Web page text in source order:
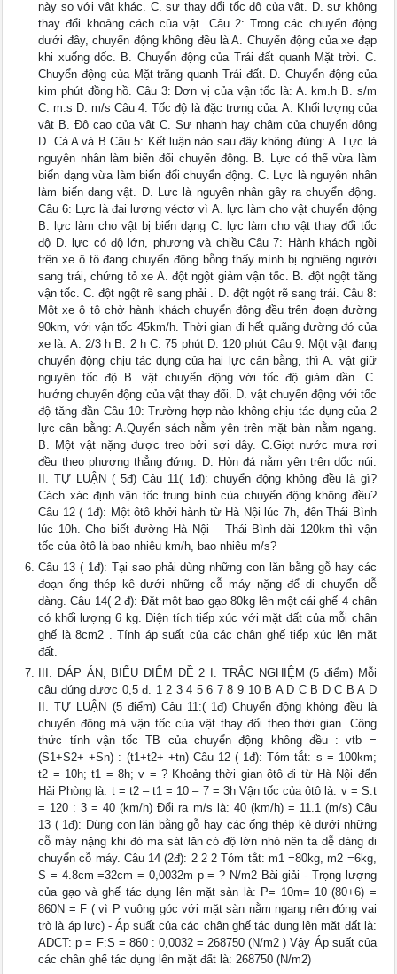
này so với vật khác. C. sự thay đổi tốc độ của vật. D. sự không
thay đổi khoảng cách của vật. Câu 2: Trong các chuyển động
dưới đây, chuyển động không đều là A. Chuyển động của xe đạp
khi xuống dốc. B. Chuyển động của Trái đất quanh Mặt trời. C.
Chuyển động của Mặt trăng quanh Trái đất. D. Chuyển động của
kim phút đồng hồ. Câu 3: Đơn vị của vận tốc là: A. km.h B. s/m
C. m.s D. m/s Câu 4: Tốc độ là đặc trưng của: A. Khối lượng của
vật B. Độ cao của vật C. Sự nhanh hay chậm của chuyển động
D. Cả A và B Câu 5: Kết luận nào sau đây không đúng: A. Lực là
nguyên nhân làm biến đổi chuyển động. B. Lực có thể vừa làm
biến dạng vừa làm biến đổi chuyển động. C. Lực là nguyên nhân
làm biến dạng vật. D. Lực là nguyên nhân gây ra chuyển động.
Câu 6: Lực là đại lượng véctơ vì A. lực làm cho vật chuyển động
B. lực làm cho vật bị biến dạng C. lực làm cho vật thay đổi tốc
độ D. lực có độ lớn, phương và chiều Câu 7: Hành khách ngồi
trên xe ô tô đang chuyển động bỗng thấy mình bị nghiêng người
sang trái, chứng tỏ xe A. đột ngột giảm vận tốc. B. đột ngột tăng
vận tốc. C. đột ngột rẽ sang phải . D. đột ngột rẽ sang trái. Câu 8:
Một xe ô tô chở hành khách chuyển động đều trên đoạn đường
90km, với vận tốc 45km/h. Thời gian đi hết quãng đường đó của
xe là: A. 2/3 h B. 2 h C. 75 phút D. 120 phút Câu 9: Một vật đang
chuyển động chịu tác dụng của hai lực cân bằng, thì A. vật giữ
nguyên tốc độ B. vật chuyển động với tốc độ giảm dần. C.
hướng chuyển động của vật thay đổi. D. vật chuyển động với tốc
độ tăng đần Câu 10: Trường hợp nào không chịu tác dụng của 2
lực cân bằng: A.Quyển sách nằm yên trên mặt bàn nằm ngang.
B. Một vật nặng được treo bởi sợi dây. C.Giọt nước mưa rơi
đều theo phương thẳng đứng. D. Hòn đá nằm yên trên dốc núi.
II. TỰ LUẬN ( 5đ) Câu 11( 1đ): chuyển động không đều là gì?
Cách xác định vận tốc trung bình của chuyển động không đều?
Câu 12 ( 1đ): Một ôtô khởi hành từ Hà Nội lúc 7h, đến Thái Bình
lúc 10h. Cho biết đường Hà Nội – Thái Bình dài 120km thì vận
tốc của ôtô là bao nhiêu km/h, bao nhiêu m/s?
Câu 13 ( 1đ): Tại sao phải dùng những con lăn bằng gỗ hay các
đoạn ống thép kê dưới những cỗ máy nặng để di chuyển dễ
dàng. Câu 14( 2 đ): Đặt một bao gạo 80kg lên một cái ghế 4 chân
có khối lượng 6 kg. Diện tích tiếp xúc với mặt đất của mỗi chân
ghế là 8cm2 . Tính áp suất của các chân ghế tiếp xúc lên mặt
đất.
III. ĐÁP ÁN, BIỂU ĐIỂM ĐỀ 2 I. TRẮC NGHIỆM (5 điểm) Mỗi
câu đúng được 0,5 đ. 1 2 3 4 5 6 7 8 9 10 B A D C B D C B A D
II. TỰ LUẬN (5 điểm) Câu 11:( 1đ) Chuyển động không đều là
chuyển động mà vận tốc của vật thay đổi theo thời gian. Công
thức tính vận tốc TB của chuyển động không đều : vtb =
(S1+S2+ +Sn) : (t1+t2+ +tn) Câu 12 ( 1đ): Tóm tắt: s = 100km;
t2 = 10h; t1 = 8h; v = ? Khoảng thời gian ôtô đi từ Hà Nội đến
Hải Phòng là: t = t2 – t1 = 10 – 7 = 3h Vận tốc của ôtô là: v = S:t
= 120 : 3 = 40 (km/h) Đổi ra m/s là: 40 (km/h) = 11.1 (m/s) Câu
13 ( 1đ): Dùng con lăn bằng gỗ hay các ống thép kê dưới những
cỗ máy nặng khi đó ma sát lăn có độ lớn nhỏ nên ta dễ dàng di
chuyển cỗ máy. Câu 14 (2đ): 2 2 2 Tóm tắt: m1 =80kg, m2 =6kg,
S = 4.8cm =32cm = 0,0032m p = ? N/m2 Bài giải - Trọng lượng
của gạo và ghế tác dụng lên mặt sàn là: P= 10m= 10 (80+6) =
860N = F ( vì P vuông góc với mặt sàn nằm ngang nên đóng vai
trò là áp lực) - Áp suất của các chân ghế tác dụng lên mặt đất là:
ADCT: p = F:S = 860 : 0,0032 = 268750 (N/m2 ) Vậy Áp suất của
các chân ghế tác dụng lên mặt đất là: 268750 (N/m2)